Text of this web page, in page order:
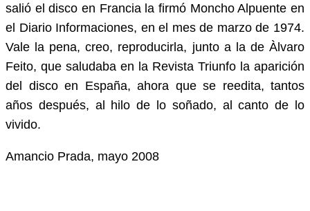
salió el disco en Francia la firmó Moncho Alpuente en
el Diario Informaciones, en el mes de marzo de 1974.
Vale la pena, creo, reproducirla, junto a la de Àlvaro
Feito, que saludaba en la Revista Triunfo la aparición
del disco en España, ahora que se reedita, tantos
años después, al hilo de lo soñado, al canto de lo
vivido.
Amancio Prada, mayo 2008